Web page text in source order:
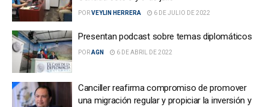
PORVEYLIN HERRERA 6 DE JULIO DE 2022
Presentan podcast sobre temas diplomáticos
PORAGN 6 DE ABRIL DE 2022
Canciller reafirma compromiso de promover
una migración regular y propiciar la inversión y